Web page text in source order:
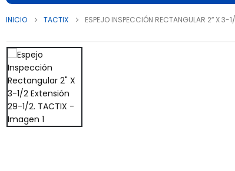
INICIO TACTIX ESPEJO INSPECCIÓN RECTANGULAR 2″ X